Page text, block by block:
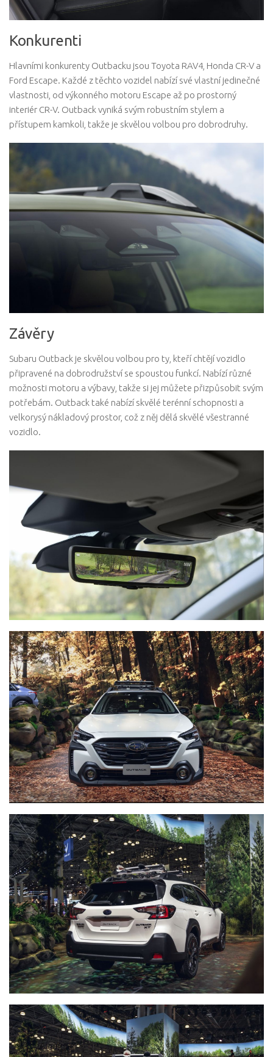
Konkurenti
Hlavními konkurenty Outbacku jsou Toyota RAV4, Honda CR-V a
Ford Escape. Každé z těchto vozidel nabízí své vlastní jedinečné
vlastnosti, od výkonného motoru Escape až po prostorný
interiér CR-V. Outback vyniká svým robustním stylem a
přístupem kamkoli, takže je skvělou volbou pro dobrodruhy.
Závěry
Subaru Outback je skvělou volbou pro ty, kteří chtějí vozidlo
připravené na dobrodružství se spoustou funkcí. Nabízí různé
možnosti motoru a výbavy, takže si jej můžete přizpůsobit svým
potřebám. Outback také nabízí skvělé terénní schopnosti a
velkorysý nákladový prostor, což z něj dělá skvělé všestranné
vozidlo.